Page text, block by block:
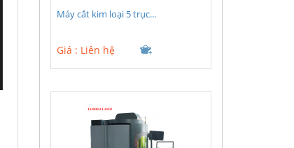
Máy cắt kim loại 5 trục...
Giá : Liên hệ